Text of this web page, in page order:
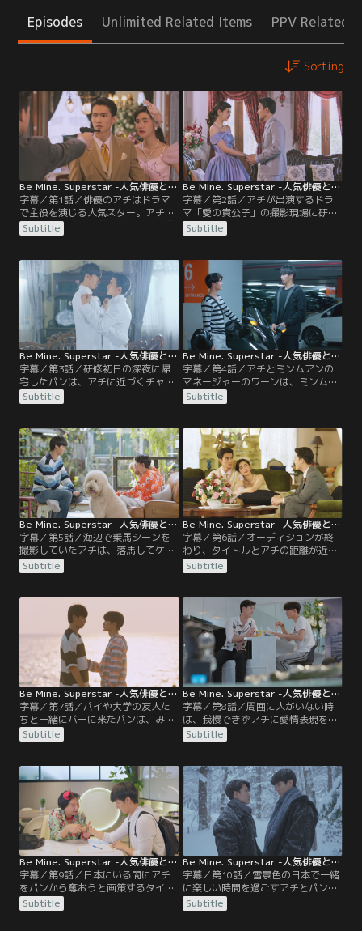
Episodes Unlimited Related Items PPV Related
Sorting
Be Mine. Superstar -人気俳優と犬系スタッフ君- 第01話／字幕
字幕／第1話／俳優のアチはドラマ
で主役を演じる人気スター。アチの
大ファンである大学生のパンは、弟
のパイにからかわれながらも、ずっ
た。ある日友人たちと会う約束をし
たパンは待ち合わせ場所に向かう。
すると、そこには…？高嶺の花の人
気俳優アチと、憧れの人に恋する大
学生パンの物語が始まる。
Subtitle
Be Mine. Superstar -人気俳優と犬系スタッフ君- 第02話／字幕
字幕／第2話／アチが出演するドラ
マ「愛の貴公子」の撮影現場に研修
の希望を出したパン。まだ結果が来
ないパンを心配した友人たちは、直
パンが電話をかけると…？アチはド
ラマの撮影中、友人で悪役を演じて
いるタイトルを誤って殴ってしま
う。タイトルのマネージャーのプリ
アウは激怒してしまい…。
Subtitle
Be Mine. Superstar -人気俳優と犬系スタッフ君- 第03話／字幕
字幕／第3話／研修初日の深夜に帰
宅したパンは、アチに近づくチャン
スはもう来ないかもと母親のソーン
に話す。するとソーンから返ってき
ンムアンは、アチに対するパンの様
子が気になる。1人でいるパンに声
をかけるが…。そのミンムアンは、
一夜の相手が忘れられず、夜な夜な
パブに出入りしていた。
Subtitle
Be Mine. Superstar -人気俳優と犬系スタッフ君- 第04話／字幕
字幕／第4話／アチとミンムアンの
マネージャーのワーンは、ミンムア
ンからパンについて驚きの情報を得
る。アチの家までアチをバイクで送
と帰ろうとすると、アチから意外な
言葉が。その夜、ミンムアンからパ
ンに電話がかかってくる。アチのフ
ァンであるパンの祖母は、アチへの
贈り物をパンに預ける。
Subtitle
Be Mine. Superstar -人気俳優と犬系スタッフ君- 第05話／字幕
字幕／第5話／海辺で乗馬シーンを
撮影していたアチは、落馬してケガ
をしてしまう。翌日も地方での仕事
があるため、誰にアチの世話を任せ
る。部外者のパンには頼めないとワ
ーンは言うが…。医者のニン先生に
対するミンムアンの態度が怪しいと
思ったワーンは、ミンムアンから秘
密を聞き出そうとする。
Subtitle
Be Mine. Superstar -人気俳優と犬系スタッフ君- 第06話／字幕
字幕／第6話／オーディションが終
わり、タイトルとアチの距離が近づ
き、複雑な気分のパン。今夜もパブ
にいたニン先生は、1人きりになっ
ンに抱き留められる。ポン監督の助
手をすることになったパンは、アチ
の出演シーンをモニターの前で見つ
める。小道具が落ちてくるシーン
で、パンが見たのは…？
Subtitle
Be Mine. Superstar -人気俳優と犬系スタッフ君- 第07話／字幕
字幕／第7話／パイや大学の友人た
ちと一緒にバーに来たパンは、みん
なが止めるのも聞かずに飲みすぎ
て、酔って寝てしまう。誰のせいで
イにしつこく尋ねる。その時、パン
の携帯に着信が…。ミンムアンに相
談するため電話したアチは、ミンム
アンに率直な疑問を投げかける。ミ
ンムアンの答えは…？
Subtitle
Be Mine. Superstar -人気俳優と犬系スタッフ君- 第08話／字幕
字幕／第8話／周囲に人がいない時
は、我慢できずアチに愛情表現をし
てしまうパン。アチはたしなめる
が、その様子を偶然のぞき見ていた
いたパンは、立ち止まってポケット
から何かを取り出す。パンが取り出
したのは…？アチと同じく日本映画
に出ることになったタイトルは、ア
チにある提案をする。
Subtitle
Be Mine. Superstar -人気俳優と犬系スタッフ君- 第09話／字幕
字幕／第9話／日本にいる間にアチ
をパンから奪おうと画策するタイト
ルは、主演俳優のケビンとアチが仲
よく一緒に歩く姿を写真に収め、
Subtitle
Be Mine. Superstar -人気俳優と犬系スタッフ君- 第10話／字幕
字幕／第10話／雪景色の日本で一緒
に楽しい時間を過ごすアチとパン。
しかし、アチはタイトルのことが気
がかりで…。パンが日本に来たと知
Subtitle